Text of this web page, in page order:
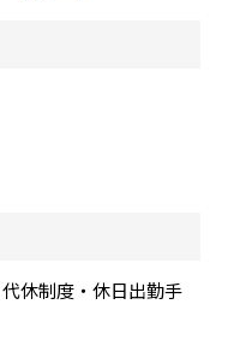
休制度・休日出勤手